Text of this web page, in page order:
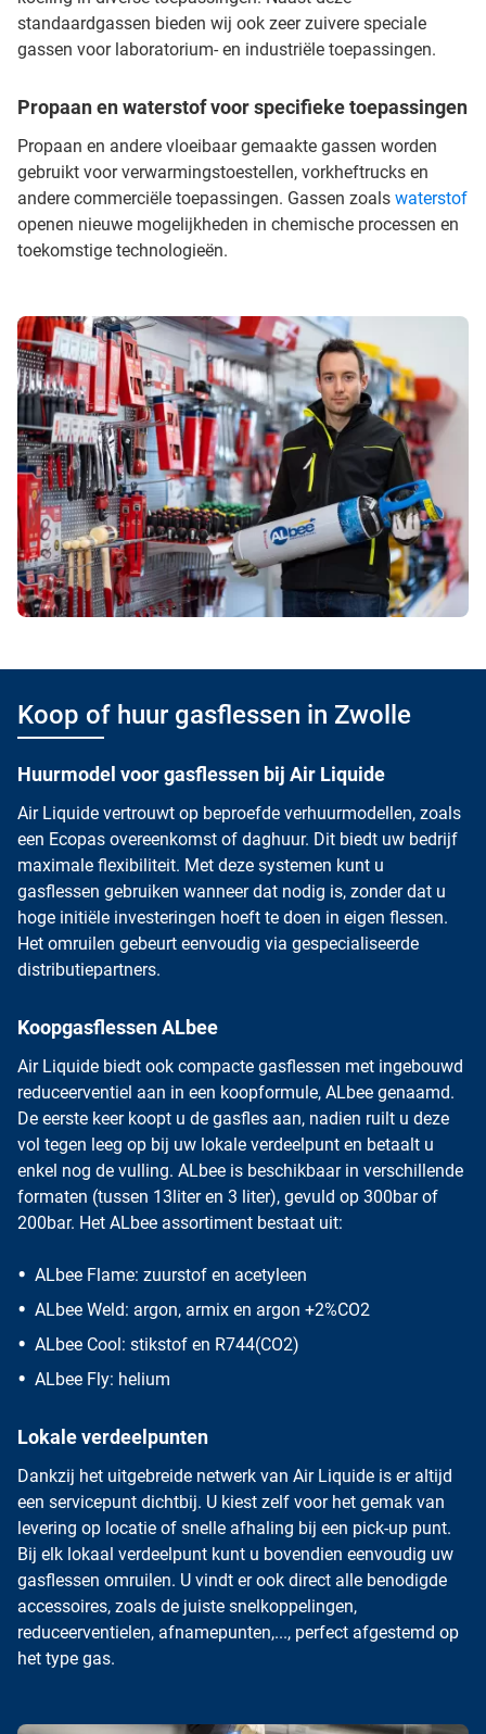
standaardgassen bieden wij ook zeer zuivere speciale
gassen voor laboratorium- en industriële toepassingen.
Propaan en waterstof voor specifieke toepassingen
Propaan en andere vloeibaar gemaakte gassen worden
gebruikt voor verwarmingstoestellen, vorkheftrucks en
andere commerciële toepassingen. Gassen zoals waterstof
openen nieuwe mogelijkheden in chemische processen en
toekomstige technologieën.
Koop of huur gasflessen in Zwolle
Huurmodel voor gasflessen bij Air Liquide
Air Liquide vertrouwt op beproefde verhuurmodellen, zoals
een Ecopas overeenkomst of daghuur. Dit biedt uw bedrijf
maximale flexibiliteit. Met deze systemen kunt u
gasflessen gebruiken wanneer dat nodig is, zonder dat u
hoge initiële investeringen hoeft te doen in eigen flessen.
Het omruilen gebeurt eenvoudig via gespecialiseerde
distributiepartners.
Koopgasflessen ALbee
Air Liquide biedt ook compacte gasflessen met ingebouwd
reduceerventiel aan in een koopformule, ALbee genaamd.
De eerste keer koopt u de gasfles aan, nadien ruilt u deze
vol tegen leeg op bij uw lokale verdeelpunt en betaalt u
enkel nog de vulling. ALbee is beschikbaar in verschillende
formaten (tussen 13liter en 3 liter), gevuld op 300bar of
200bar. Het ALbee assortiment bestaat uit:
ALbee Flame: zuurstof en acetyleen
ALbee Weld: argon, armix en argon +2%CO2
ALbee Cool: stikstof en R744(CO2)
ALbee Fly: helium
Lokale verdeelpunten
Dankzij het uitgebreide netwerk van Air Liquide is er altijd
een servicepunt dichtbij. U kiest zelf voor het gemak van
levering op locatie of snelle afhaling bij een pick-up punt.
Bij elk lokaal verdeelpunt kunt u bovendien eenvoudig uw
gasflessen omruilen. U vindt er ook direct alle benodigde
accessoires, zoals de juiste snelkoppelingen,
reduceerventielen, afnamepunten,..., perfect afgestemd op
het type gas.